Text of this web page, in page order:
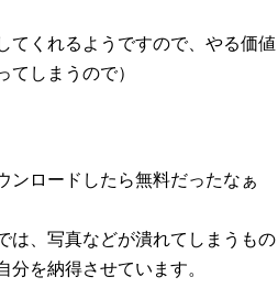
てくれるようですので、やる価値
しまうので）
ンロードしたら無料だったなぁ
は、写真などが潰れてしまうもの
を納得させています。